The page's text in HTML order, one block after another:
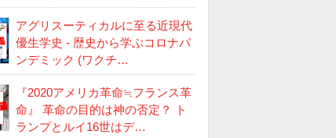
アグリスーティカルに至る近現代
優生学史 - 歴史から学ぶコロナパ
ンデミック (ワクチ…
『2020アメリカ革命≒フランス革
命』 革命の目的は神の否定？ ト
ランプとルイ16世はデ…